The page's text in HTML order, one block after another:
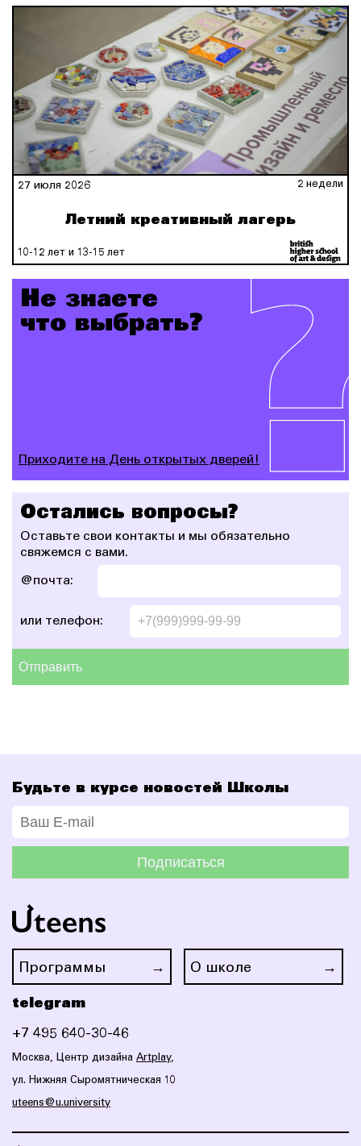
27 июля 2026 2 недели
10-12 лет и 13-15 лет
Летний креативный лагерь
Не знаете
что выбрать?
Приходите на День открытых дверей!
Остались вопросы?
Оставьте свои контакты и мы обязательно
свяжемся с вами.
@почта:
или телефон:
Отправить
Будьте в курсе новостей Школы
Подписаться
Программы О школе
telegram
+7 495 640-30-46
Москва, Центр дизайна Artplay,
ул. Нижняя Сыромятническая 10
uteens@u.university